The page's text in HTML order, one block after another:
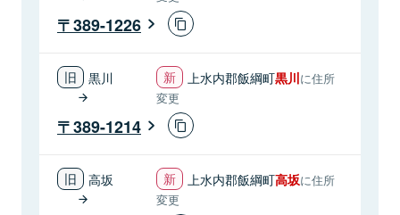
389-1226
黒川 上水内郡飯綱町黒川に住所
変更
389-1214
高坂 上水内郡飯綱町高坂に住所
変更